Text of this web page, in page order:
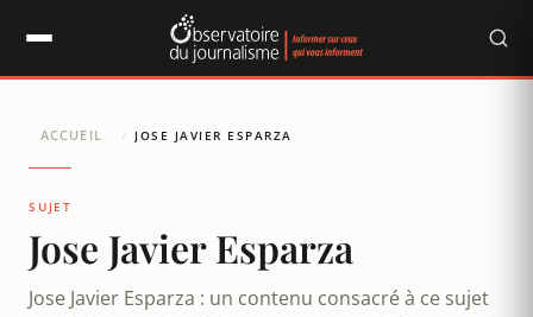
ACCUEIL / JOSE JAVIER ESPARZA
SUJET
Jose Javier Esparza
Jose Javier Esparza : un contenu consacré à ce sujet
Panneau de gestion des cookies